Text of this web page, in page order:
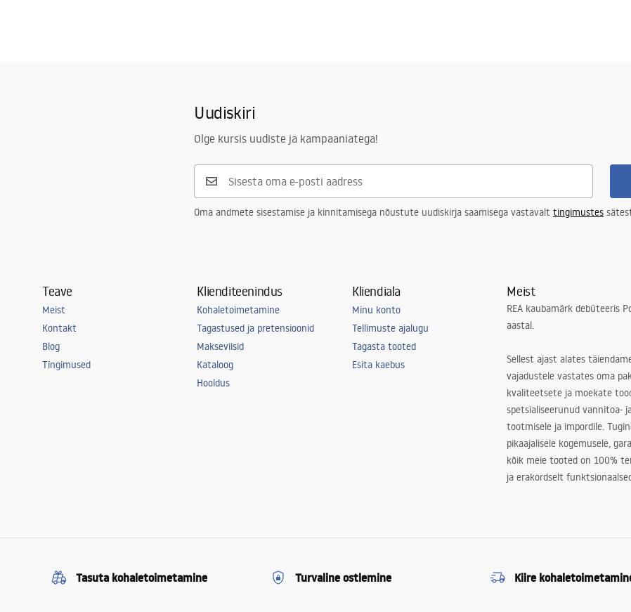
Uudiskiri
Olge kursis uudiste ja kampaaniatega!
Oma andmete sisestamise ja kinnitamisega nõustute uudiskirja saamisega vastavalt tingimustes
Teave
Meist
Kontakt
Blog
Tingimused
Klienditeenindus
Kohaletoimetamine
Tagastused ja pretensioonid
Makseviisid
Kataloog
Hooldus
Kliendiala
Minu konto
Tellimuste ajalugu
Tagasta tooted
Esita kaebus
Meist
REA kaubamärk debüteeris
aastal.
Sellest ajast alates
vajadustele vastates oma
kvaliteetsete ja moekate
spetsialiseerunud vannitoa-
tootmisele ja impordile.
pikaajalisele kogemusele,
kõik meie tooted on 100%
ja erakordselt
Tasuta kohaletoimetamine Turvaline ostlemine Kiire